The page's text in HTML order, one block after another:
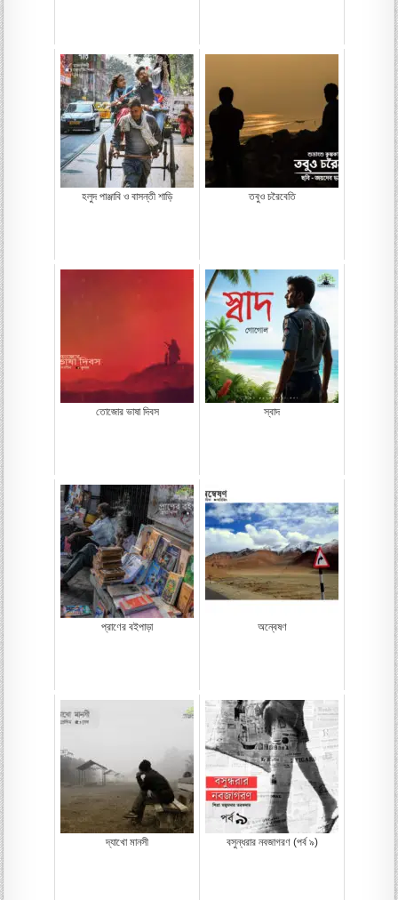
হলুদ পাঞ্জাবি ও বাসন্তী শাড়ি তবুও চরৈবেতি
তোজোর ভাষা দিবস স্বাদ
প্রাণের বইপাড়া অন্বেষণ
দ্যাখো মানসী বসুন্ধরার নবজাগরণ (পর্ব ৯)